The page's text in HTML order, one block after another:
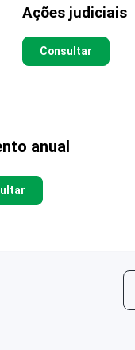
Ações judiciais
Consultar
anual